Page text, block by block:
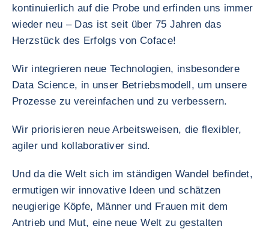
kontinuierlich auf die Probe und erfinden uns immer
wieder neu – Das ist seit über 75 Jahren das
Herzstück des Erfolgs von Coface!
Wir integrieren neue Technologien, insbesondere
Data Science, in unser Betriebsmodell, um unsere
Prozesse zu vereinfachen und zu verbessern.
Wir priorisieren neue Arbeitsweisen, die flexibler,
agiler und kollaborativer sind.
Und da die Welt sich im ständigen Wandel befindet,
ermutigen wir innovative Ideen und schätzen
neugierige Köpfe, Männer und Frauen mit dem
Antrieb und Mut, eine neue Welt zu gestalten